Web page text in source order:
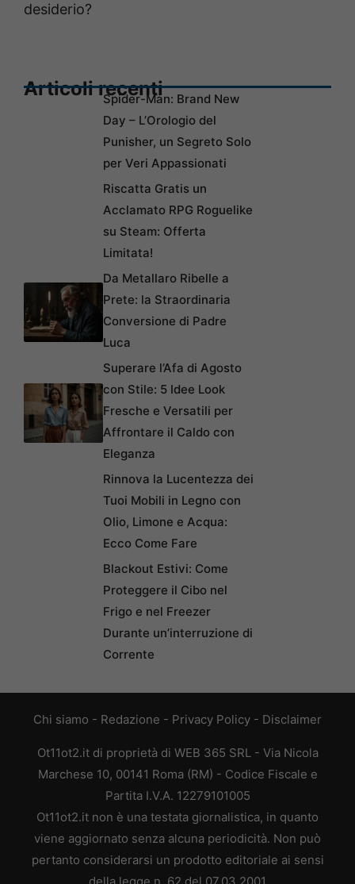
desiderio?
Articoli recentiSpider-Man: Brand New
Day – L’Orologio del
Punisher, un Segreto Solo
per Veri Appassionati
Riscatta Gratis un
Acclamato RPG Roguelike
su Steam: Offerta
Limitata!
Da Metallaro Ribelle a
Prete: la Straordinaria
Conversione di Padre
Luca
Superare l’Afa di Agosto
con Stile: 5 Idee Look
Fresche e Versatili per
Affrontare il Caldo con
Eleganza
Rinnova la Lucentezza dei
Tuoi Mobili in Legno con
Olio, Limone e Acqua:
Ecco Come Fare
Blackout Estivi: Come
Proteggere il Cibo nel
Frigo e nel Freezer
Durante un’interruzione di
Corrente
Chi siamo - Redazione - Privacy Policy - Disclaimer
Ot11ot2.it di proprietà di WEB 365 SRL - Via Nicola
Marchese 10, 00141 Roma (RM) - Codice Fiscale e
Partita I.V.A. 12279101005
Ot11ot2.it non è una testata giornalistica, in quanto
viene aggiornato senza alcuna periodicità. Non può
pertanto considerarsi un prodotto editoriale ai sensi